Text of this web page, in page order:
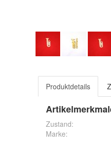
Produktdetails
Zustand:
Marke: